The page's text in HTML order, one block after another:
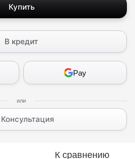
Купить
В кредит
Pay
Консультация
К сравнению